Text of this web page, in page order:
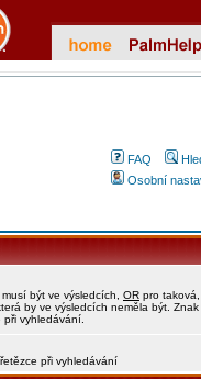
FAQ
Osobní
být ve výsledcích, OR pro taková,
by ve výsledcích neměla být. Znak
vyhledávání.
při vyhledávání